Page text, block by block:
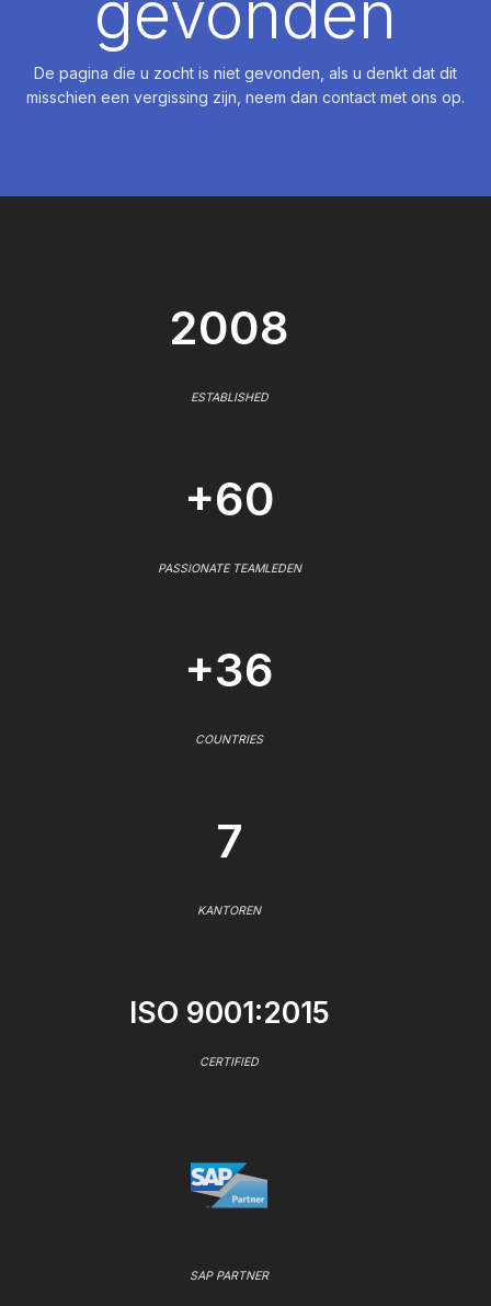
De pagina die u zocht is niet gevonden, als u denkt dat dit
misschien een vergissing zijn, neem dan contact met ons op.
2008
ESTABLISHED
+60
PASSIONATE TEAMLEDEN
+36
COUNTRIES
7
KANTOREN
ISO 9001:2015
CERTIFIED
SAP PARTNER